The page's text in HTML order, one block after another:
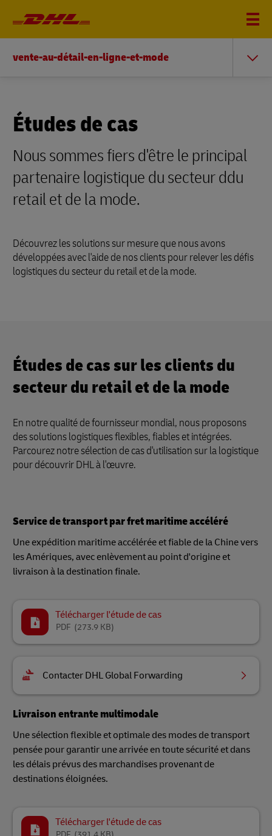
vente-au-détail-en-ligne-et-mode
Études de cas
Nous sommes fiers d'être le principal
partenaire logistique du secteur ddu
retail et de la mode.
Découvrez les solutions sur mesure que nous avons
développées avec l'aide de nos clients pour relever les défis
logistiques du secteur du retail et de la mode.
Études de cas sur les clients du
secteur du retail et de la mode
En notre qualité de fournisseur mondial, nous proposons
des solutions logistiques flexibles, fiables et intégrées.
Parcourez notre sélection de cas d'utilisation sur la logistique
pour découvrir DHL à l'œuvre.
Service de transport par fret maritime accéléré
Une expédition maritime accélérée et fiable de la Chine vers
les Amériques, avec enlèvement au point d'origine et
livraison à la destination finale.
Télécharger l'étude de cas
(273.9 KB)
PDF
Contacter DHL Global Forwarding
Livraison entrante multimodale
Une sélection flexible et optimale des modes de transport
pensée pour garantir une arrivée en toute sécurité et dans
les délais prévus des marchandises provenant de
destinations éloignées.
Télécharger l'étude de cas